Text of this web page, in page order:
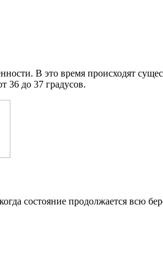
В это время происходят
36 до 37 градусов.
состояние продолжается всю